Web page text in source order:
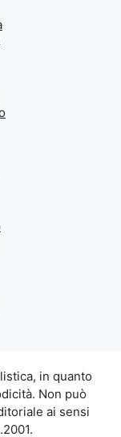
in quanto
Non può
ai sensi